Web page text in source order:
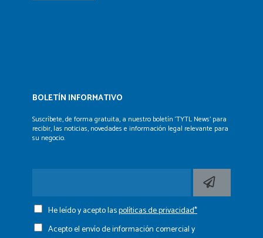
BOLETÍN INFORMATIVO
Suscríbete, de forma gratuita, a nuestro boletín ‘TYTL News’ para
recibir, las noticias, novedades e información legal relevante para
su negocio.
He leído y acepto laspolíticas de privacidad*
Acepto el envío de información comercial y